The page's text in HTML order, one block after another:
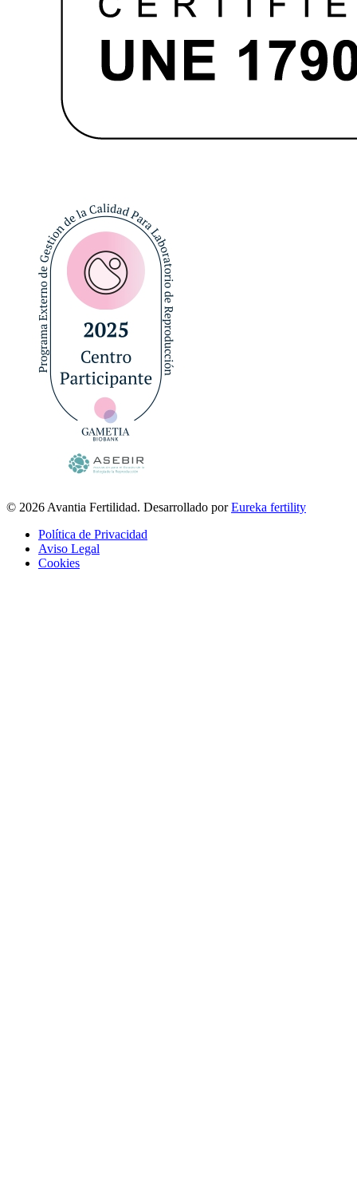
© 2026 Avantia Fertilidad. Desarrollado porEureka fertility
Política de Privacidad
Aviso Legal
Cookies